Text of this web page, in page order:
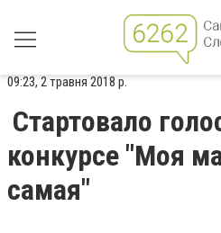
09:23, 2 травня 2018 р.
Стартовало
конкурсе "Моя
самая"